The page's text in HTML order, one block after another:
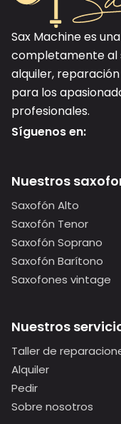
Sax Machine es
completamente al
alquiler,
para los
profesionales.
Síguenos en:
Nuestros
Saxofón Alto
Saxofón Tenor
Saxofón Soprano
Saxofón Barítono
Saxofones vintage
Nuestros
Taller de
Alquiler
Pedir
Sobre nosotros